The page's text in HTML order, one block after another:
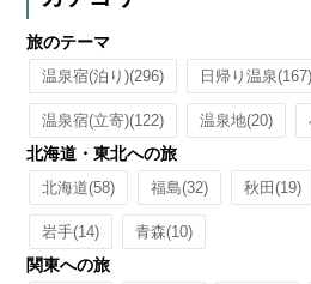
旅のテーマ
温泉宿(泊り)(296) 日帰り温泉(167)
温泉宿(立寄)(122) 温泉地(20)
北海道・東北への旅
北海道(58) 福島(32) 秋田(19)
岩手(14) 青森(10)
関東への旅